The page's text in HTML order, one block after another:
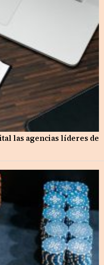
las agencias líderes de